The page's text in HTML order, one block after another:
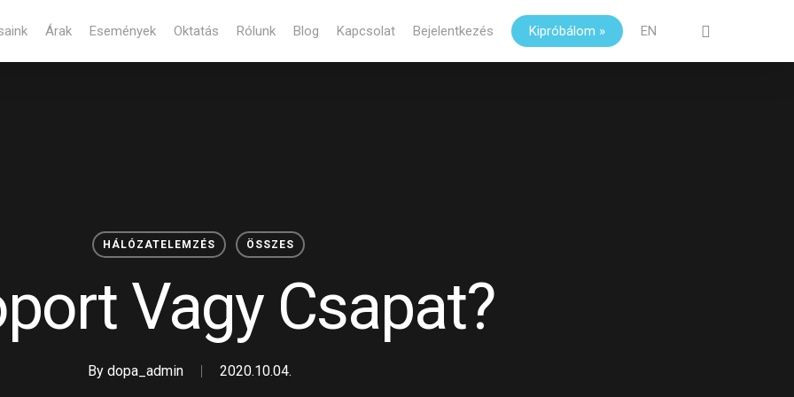
Árak Események Oktatás Rólunk Blog Kapcsolat Bejelentkezés Kipróbálom » EN
Cart
HÁLÓZATELEMZÉS ÖSSZES
Vagy Csapat?
By dopa_admin 2020.10.04.